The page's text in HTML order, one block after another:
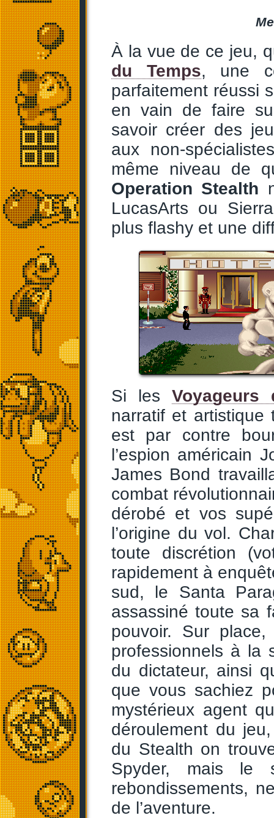
À la vue de ce jeu,
du Temps, une
parfaitement réussi
en vain de faire
savoir créer des
aux non-
même niveau de
Operation Stealth
LucasArts ou
plus flashy et une
Si les Voyageurs
narratif et
est par contre
l’espion américain
James Bond
combat
dérobé et vos
l’origine du vol.
toute discrétion
rapidement à
sud, le Santa
assassiné toute sa
pouvoir. Sur
professionnels à la
du dictateur, ainsi
que vous sachiez
mystérieux agent
déroulement du
du Stealth on
Spyder, mais le
rebondissements,
de l’aventure.